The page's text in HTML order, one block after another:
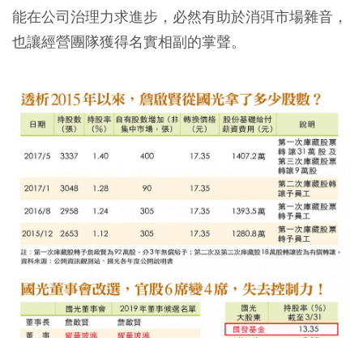
能在公司治理力求進步，必然有助於消弭市場雜音，
也讓經營團隊獲得名實相副的掌聲。